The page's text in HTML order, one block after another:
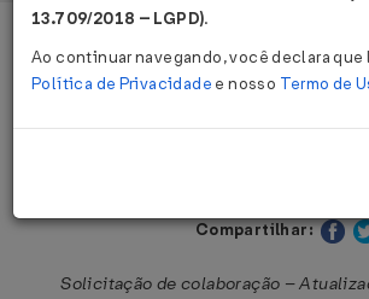
29/05/
Publicado no DOU em
Compartilhar:
Solicitação de colaboração –
13.709/2018 – LGPD).
Ao continuar navegando, você declara
Política de Privacidade e nosso Termo de